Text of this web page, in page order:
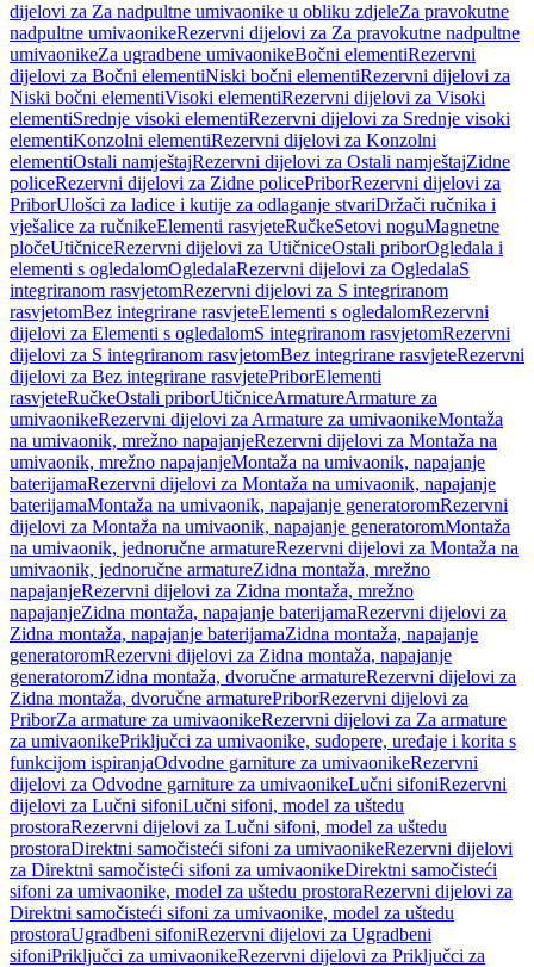
dijelovi za Za nadpultne umivaonike u obliku zdjeleZa pravokutne
nadpultne umivaonikeRezervni dijelovi za Za pravokutne nadpultne
umivaonikeZa ugradbene umivaonikeBočni elementiRezervni
dijelovi za Bočni elementiNiski bočni elementiRezervni dijelovi za
Niski bočni elementiVisoki elementiRezervni dijelovi za Visoki
elementiSrednje visoki elementiRezervni dijelovi za Srednje visoki
elementiKonzolni elementiRezervni dijelovi za Konzolni
elementiOstali namještajRezervni dijelovi za Ostali namještajZidne
policeRezervni dijelovi za Zidne policePriborRezervni dijelovi za
PriborUlošci za ladice i kutije za odlaganje stvariDržači ručnika i
vješalice za ručnikeElementi rasvjeteRučkeSetovi noguMagnetne
pločeUtičniceRezervni dijelovi za UtičniceOstali priborOgledala i
elementi s ogledalomOgledalaRezervni dijelovi za OgledalaS
integriranom rasvjetomRezervni dijelovi za S integriranom
rasvjetomBez integrirane rasvjeteElementi s ogledalomRezervni
dijelovi za Elementi s ogledalomS integriranom rasvjetomRezervni
dijelovi za S integriranom rasvjetomBez integrirane rasvjeteRezervni
dijelovi za Bez integrirane rasvjetePriborElementi
rasvjeteRučkeOstali priborUtičniceArmatureArmature za
umivaonikeRezervni dijelovi za Armature za umivaonikeMontaža
na umivaonik, mrežno napajanjeRezervni dijelovi za Montaža na
umivaonik, mrežno napajanjeMontaža na umivaonik, napajanje
baterijamaRezervni dijelovi za Montaža na umivaonik, napajanje
baterijamaMontaža na umivaonik, napajanje generatoromRezervni
dijelovi za Montaža na umivaonik, napajanje generatoromMontaža
na umivaonik, jednoručne armatureRezervni dijelovi za Montaža na
umivaonik, jednoručne armatureZidna montaža, mrežno
napajanjeRezervni dijelovi za Zidna montaža, mrežno
napajanjeZidna montaža, napajanje baterijamaRezervni dijelovi za
Zidna montaža, napajanje baterijamaZidna montaža, napajanje
generatoromRezervni dijelovi za Zidna montaža, napajanje
generatoromZidna montaža, dvoručne armatureRezervni dijelovi za
Zidna montaža, dvoručne armaturePriborRezervni dijelovi za
PriborZa armature za umivaonikeRezervni dijelovi za Za armature
za umivaonikePriključci za umivaonike, sudopere, uređaje i korita s
funkcijom ispiranjaOdvodne garniture za umivaonikeRezervni
dijelovi za Odvodne garniture za umivaonikeLučni sifoniRezervni
dijelovi za Lučni sifoniLučni sifoni, model za uštedu
prostoraRezervni dijelovi za Lučni sifoni, model za uštedu
prostoraDirektni samočisteći sifoni za umivaonikeRezervni dijelovi
za Direktni samočisteći sifoni za umivaonikeDirektni samočisteći
sifoni za umivaonike, model za uštedu prostoraRezervni dijelovi za
Direktni samočisteći sifoni za umivaonike, model za uštedu
prostoraUgradbeni sifoniRezervni dijelovi za Ugradbeni
sifoniPriključci za umivaonikeRezervni dijelovi za Priključci za